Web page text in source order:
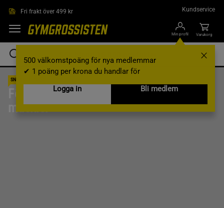
Fri frakt över 499 kr Kundservice
Min profil
500 välkomstpoäng för nya medlemmar
✔ 1 poäng per krona du handlar för
Logga in
Bli medlem
Varukorg
SNABBA TIPS ⏱️
För dig som vill bygga
muskler